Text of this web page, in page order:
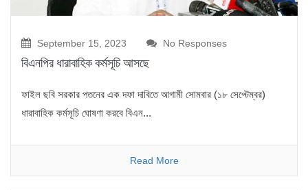
September 15, 2023 No Responses
বিএনপির ধারাবাহিক কর্মসূচি আসছে
ফাইল ছবি সরকার পতনের এক দফা দাবিতে আগামী সোমবার (১৮ সেপ্টেম্বর)
ধারাবাহিক কর্মসূচি ঘোষণা করবে বিএন...
Read More